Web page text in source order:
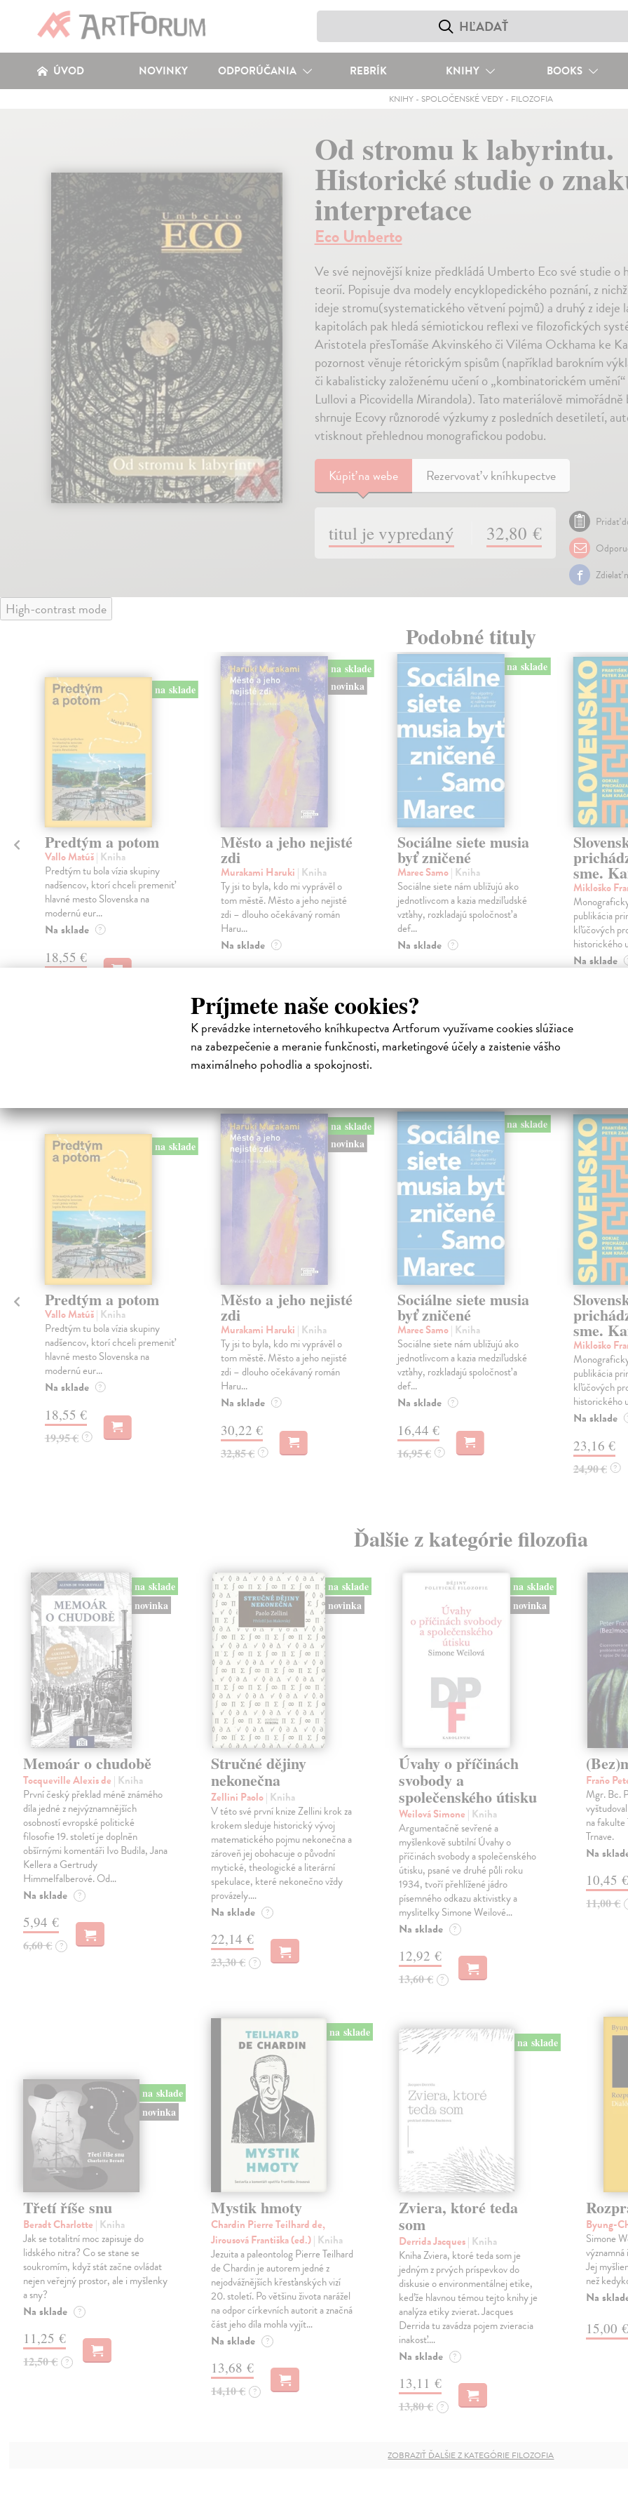
Príjmete naše cookies?
K prevádzke internetového kníhkupectva Artforum využívame cookies slúžiace
na zabezpečenie a meranie funkčnosti, marketingové účely a zaistenie vášho
maximálneho pohodlia a spokojnosti.
ÚVOD NOVINKY ODPORÚČANIA REBRÍK KNIHY BOOKS
KNIHY- SPOLOČENSKÉ VEDY- FILOZOFIA
Od stromu k labyrintu.
Historické studie o
interpretace
Eco Umberto
Ve své nejnovější knize předkládá Umberto Eco své studie o
teorií. Popisuje dva modely encyklopedického poznání, z
ideje stromu(systematického větvení pojmů) a druhý z ideje
kapitolách pak hledá sémiotickou reflexi ve filozofických
Aristotela přesTomáše Akvinského či Viléma Ockhama ke
pozornost věnuje rétorickým spisům (například barokním
či kabalisticky založenému učení o „kombinatorickém
Lullovi a Picovidella Mirandola). Tato materiálově mimořádně
shrnuje Ecovy různorodé výzkumy z posledních desetiletí,
vtisknout přehlednou monografickou podobu.
Kúpiťna webe Rezervovať v kníhkupectve
titul je vypredaný 32,80 €
Pridať
Zdielať
High-contrast mode
Podobné tituly
na sklade
Predtým a potom
Vallo Matúš| Kniha
Predtým tu bola vízia skupiny
nadšencov, ktorí chceli premeniť
hlavné mesto Slovenska na
modernú eur...
Na sklade ?
18,55 €
na sklade
novinka
Město a jeho nejisté
zdi
Murakami Haruki | Kniha
Ty jsi to byla, kdo mi vyprávěl o
tom městě. Město a jeho nejisté
zdi – dlouho očekávaný román
Haru...
Na sklade ?
30,22 €
32,85 €
na sklade
Sociálne siete musia
byť zničené
Marec Samo| Kniha
Sociálne siete nám ubližujú ako
jednotlivcom a kazia medziľudské
vzťahy, rozkladajú spoločnosť a
def...
Na sklade ?
16,44 €
16,95 €
sme.
Mikloško
publikácia
kľúčových
historického
Na sklade
na sklade
Predtým a potom
Vallo Matúš| Kniha
Predtým tu bola vízia skupiny
nadšencov, ktorí chceli premeniť
hlavné mesto Slovenska na
modernú eur...
Na sklade ?
18,55 €
19,95 € ?
na sklade
novinka
Město a jeho nejisté
zdi
Murakami Haruki | Kniha
Ty jsi to byla, kdo mi vyprávěl o
tom městě. Město a jeho nejisté
zdi – dlouho očekávaný román
Haru...
Na sklade ?
30,22 €
32,85 € ?
na sklade
Sociálne siete musia
byť zničené
Marec Samo| Kniha
Sociálne siete nám ubližujú ako
jednotlivcom a kazia medziľudské
vzťahy, rozkladajú spoločnosť a
def...
Na sklade ?
16,44 €
16,95 € ?
sme.
Mikloško
publikácia
kľúčových
historického
Na sklade
23,16 €
24,90 € ?
Ďalšie z kategórie filozofia
na sklade
novinka
Memoár o chudobě
Tocqueville Alexis de | Kniha
První český překlad méně známého
díla jedné z nejvýznamnějších
osobností evropské politické
filosofie 19. století je doplněn
obšírnými komentáři Ivo Budila, Jana
Kellera a Gertrudy
Himmelfalberové. Od…
Na sklade ?
5,94 €
6,60 € ?
na sklade
novinka
Stručné dějiny
nekonečna
Zellini Paolo| Kniha
V této své první knize Zellini krok za
krokem sleduje historický vývoj
matematického pojmu nekonečna a
zároveň jej obohacuje o původní
mytické, theologické a literární
spekulace, které nekonečno vždy
provázely.…
Na sklade ?
22,14 €
23,30 € ?
na sklade
novinka
Úvahy o příčinách
svobody a
společenského útisku
Weilová Simone | Kniha
Argumentačně sevřené a
myšlenkově subtilní Úvahy o
příčinách svobody a společenského
útisku, psané ve druhé půli roku
1934, tvoří přehlížené jádro
písemného odkazu aktivistky a
myslitelky Simone Weilové…
Na sklade ?
12,92 €
13,60 € ?
Fraňo
Mgr. Bc.
na fakulte
Trnave.
Na
10,45 €
11,00 €
na sklade
novinka
Třetí říše snu
Beradt Charlotte | Kniha
Jak se totalitní moc zapisuje do
lidského nitra? Co se stane se
soukromím, když stát začne ovládat
nejen veřejný prostor, ale i myšlenky
a sny?
Na sklade ?
11,25 €
12,50 € ?
na sklade
Mystik hmoty
Chardin Pierre Teilhard de,
Jirousová Františka (ed.)| Kniha
Jezuita a paleontolog Pierre Teilhard
de Chardin je autorem jedné z
nejodvážnějších křesťanských vizí
20. století. Po většinu života narážel
na odpor církevních autorit a značná
část jeho díla mohla vyjít…
Na sklade ?
13,68 €
14,10 € ?
na sklade
Zviera, ktoré teda
som
Derrida Jacques| Kniha
Kniha Zviera, ktoré teda som je
jedným z prvých príspevkov do
diskusie o environmentálnej etike,
keďže hlavnou témou tejto knihy je
analýza etiky zvierat. Jacques
Derrida tu zavádza pojem zvieracia
inakosť.…
Na sklade ?
13,11 €
13,80 € ?
Byung-
Simone
Jej
než
Na
15,00 €
ZOBRAZIŤ ĎALŠIE Z KATEGÓRIE FILOZOFIA